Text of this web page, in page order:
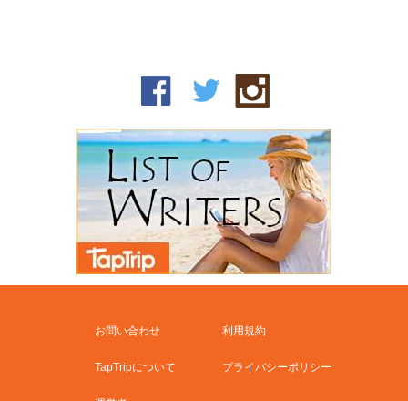
お問い合わせ 利用規約
TapTripについて プライバシーポリシー